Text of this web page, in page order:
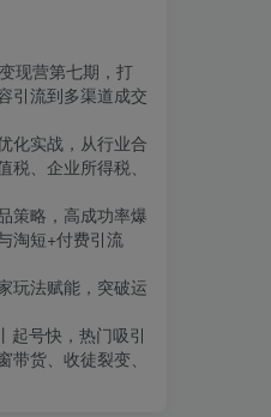
现营第七期，打
引流到多渠道成交
化实战，从行业合
、企业所得税、
策略，高成功率爆
淘短+付费引流
玩法赋能，突破运
起号快，热门吸引
货、收徒裂变、